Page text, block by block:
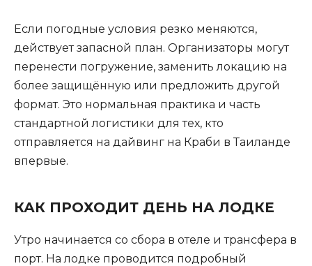
Если погодные условия резко меняются,
действует запасной план. Организаторы могут
перенести погружение, заменить локацию на
более защищённую или предложить другой
формат. Это нормальная практика и часть
стандартной логистики для тех, кто
отправляется на дайвинг на Краби в Таиланде
впервые.
КАК ПРОХОДИТ ДЕНЬ НА ЛОДКЕ
Утро начинается со сбора в отеле и трансфера в
порт. На лодке проводится подробный